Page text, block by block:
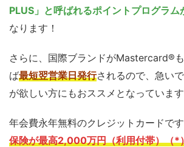
PLUS」と呼ばれるポイントプログラム
なります！
さらに、国際ブランドがMastercard®
ば最短翌営業日発行されるので、急い
が欲しい方にもおススメとなっています
年会費永年無料のクレジットカードです
保険が最高2,000万円（利用付帯）（*